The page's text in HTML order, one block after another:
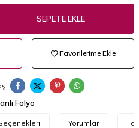
SEPETE EKLE
Favorilerime Ekle
Folyo
Yorumlar